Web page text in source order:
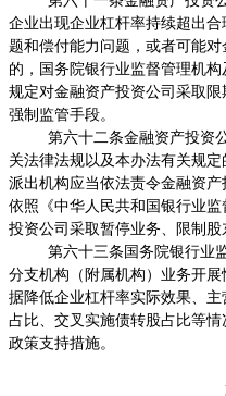
企业出现企业杠杆率持续超出
题和偿付能力问题，或者可能
的，国务院银行业监督管理机
规定对金融资产投资公司采取
强制监管手段。
第六十二条金融资产投资
关法律法规以及本办法有关规
派出机构应当依法责令金融资
依照《中华人民共和国银行业
投资公司采取暂停业务、限制股
第六十三条国务院银行业
分支机构（附属机构）业务开
据降低企业杠杆率实际效果、
占比、交叉实施债转股占比等
政策支持措施。